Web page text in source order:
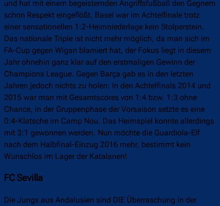
und hat mit einem begeisternden Angriffsfußball den Gegnern
schon Respekt eingeflößt, Basel war im Achtelfinale trotz
einer sensationellen 1:2-Heimniederlage kein Stolperstein.
Das nationale Triple ist nicht mehr möglich, da man sich im
FA-Cup gegen Wigan blamiert hat, der Fokus liegt in diesem
Jahr ohnehin ganz klar auf den erstmaligen Gewinn der
Champions League. Gegen Barça gab es in den letzten
Jahren jedoch nichts zu holen: In den Achtelfinals 2014 und
2015 war man mit Gesamtscores von 1:4 bzw. 1:3 ohne
Chance, in der Gruppenphase der Vorsaison setzte es eine
0:4-Klatsche im Camp Nou. Das Heimspiel konnte allerdings
mit 3:1 gewonnen werden. Nun möchte die Guardiola-Elf
nach dem Halbfinal-Einzug 2016 mehr, bestimmt kein
Wunschlos im Lager der Katalanen!
FC Sevilla
Die Jungs aus Andalusien sind DIE Überraschung in der